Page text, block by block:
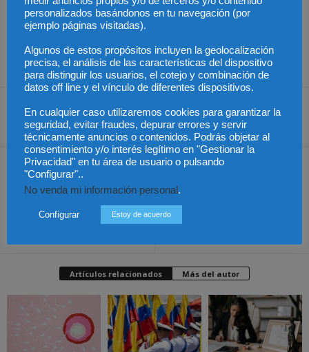
Fuente: Alexis Aguirre – Líder de Seguridad de Unisys para
América Latina
Foto: BBC
Share
Artículo anterior
¿Es legal la práctica del INE
Artículos relacionados Más del autor
personalizados basándonos en tu navegación (por
ejemplo páginas visitadas).
Algunos de estos propósitos incluyen la geolocalización
precisa, el análisis de las características del dispositivo
para distinguir los usuarios, el cotejo y combinación de
datos off line y el vínculo de diferentes dispositivos.
En cualquier caso utilizaremos cookies para garantizar la
seguridad, evitar fraudes, depurar errores y servir
técnicamente anuncios o contenidos. Podrás objetar al
consentimiento y/o interés legítimo en "Gestionar la
Privacidad" en tu área de usuario o pulsando
"Configurar"..
No venda mi información personal.
Configurar Estoy de acuerdo